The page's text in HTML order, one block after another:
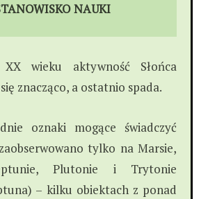
NAUKI
wieku aktywność Słońca
znacząco, a ostatnio spada.
oznaki mogące świadczyć
tylko na Marsie,
Plutonie i Trytonie
– kilku obiektach z ponad